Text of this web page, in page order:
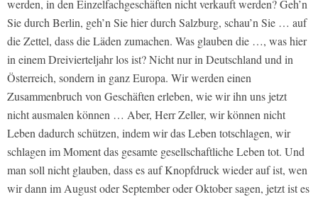
werden, in den Einzelfachgeschäften nicht verkauft werden? Geh’n
Sie durch Berlin, geh’n Sie hier durch Salzburg, schau’n Sie … auf
die Zettel, dass die Läden zumachen. Was glauben die …, was hier
in einem Dreivierteljahr los ist? Nicht nur in Deutschland und in
Österreich, sondern in ganz Europa. Wir werden einen
Zusammenbruch von Geschäften erleben, wie wir ihn uns jetzt
nicht ausmalen können … Aber, Herr Zeller, wir können nicht
Leben dadurch schützen, indem wir das Leben totschlagen, wir
schlagen im Moment das gesamte gesellschaftliche Leben tot. Und
man soll nicht glauben, dass es auf Knopfdruck wieder auf ist, wen
wir dann im August oder September oder Oktober sagen, jetzt ist es